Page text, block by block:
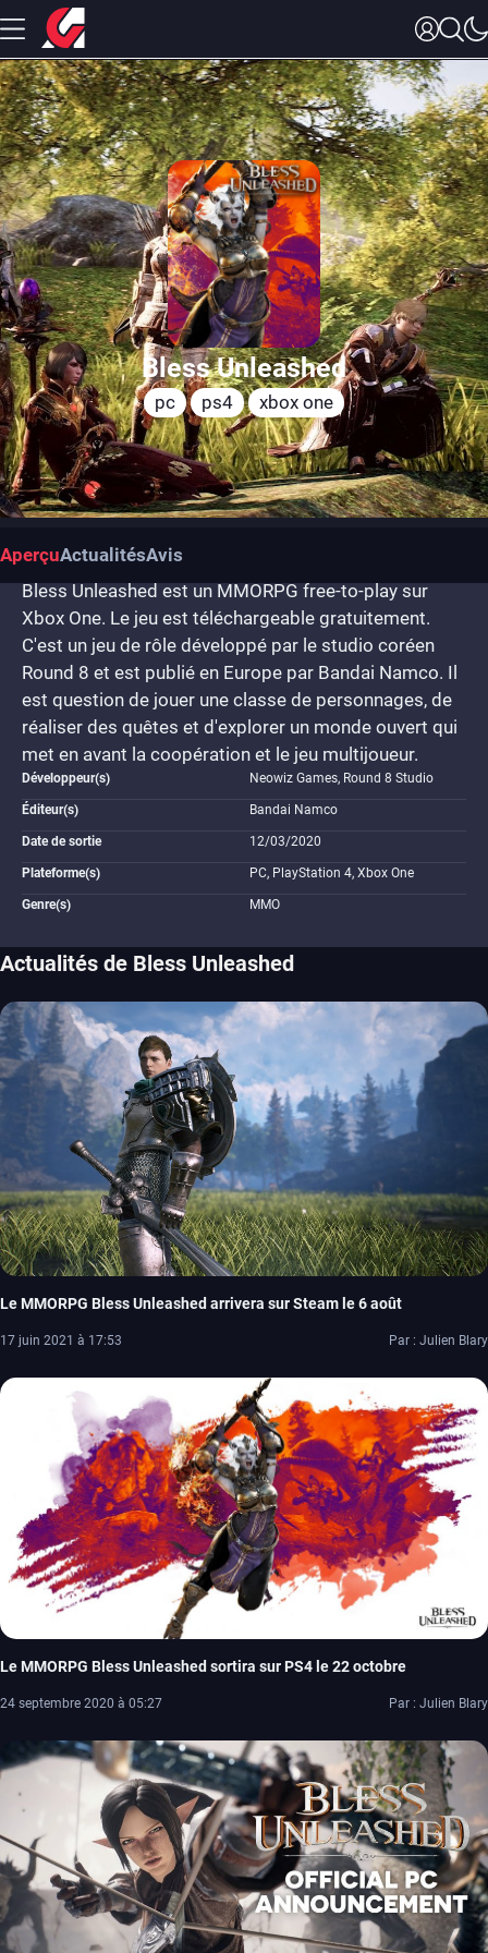
Bless Unleashed
pc ps4 xbox one
AperçuActualitésAvis
Bless Unleashed est un MMORPG free-to-play sur
Xbox One. Le jeu est téléchargeable gratuitement.
C'est un jeu de rôle développé par le studio coréen
Round 8 et est publié en Europe par Bandai Namco. Il
est question de jouer une classe de personnages, de
réaliser des quêtes et d'explorer un monde ouvert qui
met en avant la coopération et le jeu multijoueur.
Développeur(s) Neowiz Games, Round 8 Studio
Éditeur(s) Bandai Namco
Date de sortie 12/03/2020
Plateforme(s) PC, PlayStation 4, Xbox One
Genre(s) MMO
Actualités de Bless Unleashed
Le MMORPG Bless Unleashed arrivera sur Steam le 6 août
17 juin 2021 à 17:53 Par : Julien Blary
Le MMORPG Bless Unleashed sortira sur PS4 le 22 octobre
24 septembre 2020 à 05:27 Par : Julien Blary